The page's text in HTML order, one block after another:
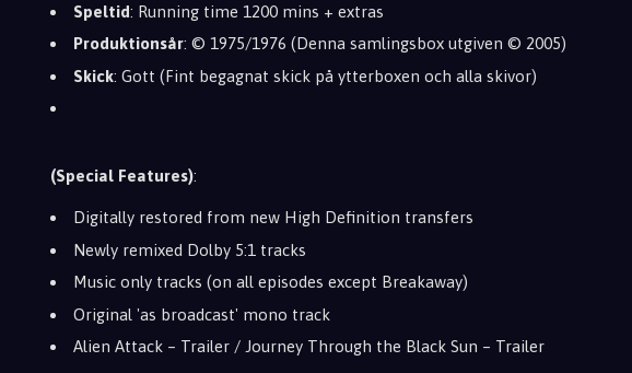
Speltid: Running time 1200 mins + extras
Produktionsår: © 1975/1976 (Denna samlingsbox utgiven © 2005)
Skick: Gott (Fint begagnat skick på ytterboxen och alla skivor)
(Special Features):
Digitally restored from new High Definition transfers
Newly remixed Dolby 5:1 tracks
Music only tracks (on all episodes except Breakaway)
Original 'as broadcast' mono track
Alien Attack – Trailer / Journey Through the Black Sun – Trailer